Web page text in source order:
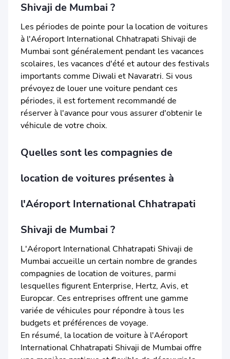
Shivaji de Mumbai ?
Les périodes de pointe pour la location de voitures
à l'Aéroport International Chhatrapati Shivaji de
Mumbai sont généralement pendant les vacances
scolaires, les vacances d'été et autour des festivals
importants comme Diwali et Navaratri. Si vous
prévoyez de louer une voiture pendant ces
périodes, il est fortement recommandé de
réserver à l'avance pour vous assurer d'obtenir le
véhicule de votre choix.
Quelles sont les compagnies de
location de voitures présentes à
l'Aéroport International Chhatrapati
Shivaji de Mumbai ?
L'Aéroport International Chhatrapati Shivaji de
Mumbai accueille un certain nombre de grandes
compagnies de location de voitures, parmi
lesquelles figurent Enterprise, Hertz, Avis, et
Europcar. Ces entreprises offrent une gamme
variée de véhicules pour répondre à tous les
budgets et préférences de voyage.
En résumé, la location de voiture à l'Aéroport
International Chhatrapati Shivaji de Mumbai offre